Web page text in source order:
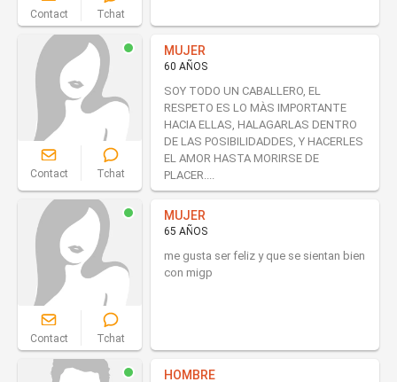
Contact Tchat
Contact Tchat
MUJER
60 AÑOS
SOY TODO UN CABALLERO, EL
RESPETO ES LO MÀS IMPORTANTE
HACIA ELLAS, HALAGARLAS DENTRO
DE LAS POSIBILIDADDES, Y HACERLES
EL AMOR HASTA MORIRSE DE
PLACER....
Contact Tchat
MUJER
65 AÑOS
me gusta ser feliz y que se sientan bien
con migp
HOMBRE